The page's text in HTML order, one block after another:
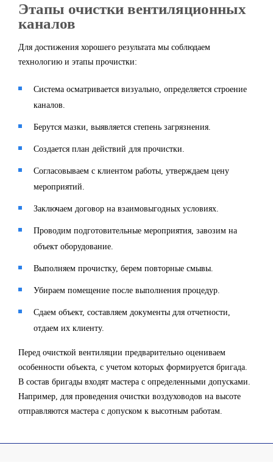
Этапы очистки вентиляционных
каналов
Для достижения хорошего результата мы соблюдаем
технологию и этапы прочистки:
Система осматривается визуально, определяется строение
каналов.
Берутся мазки, выявляется степень загрязнения.
Создается план действий для прочистки.
Согласовываем с клиентом работы, утверждаем цену
мероприятий.
Заключаем договор на взаимовыгодных условиях.
Проводим подготовительные мероприятия, завозим на
объект оборудование.
Выполняем прочистку, берем повторные смывы.
Убираем помещение после выполнения процедур.
Сдаем объект, составляем документы для отчетности,
отдаем их клиенту.
Перед очисткой вентиляции предварительно оцениваем
особенности объекта, с учетом которых формируется бригада.
В состав бригады входят мастера с определенными допусками.
Например, для проведения очистки воздуховодов на высоте
отправляются мастера с допуском к высотным работам.